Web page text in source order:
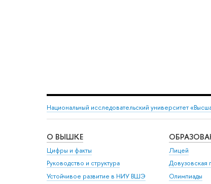
Национальный исследовательский университет
О ВЫШКЕ
Цифры и факты
Руководство и структура
Устойчивое развитие в НИУ ВШЭ
Лицей
Довузовская
Олимпиады